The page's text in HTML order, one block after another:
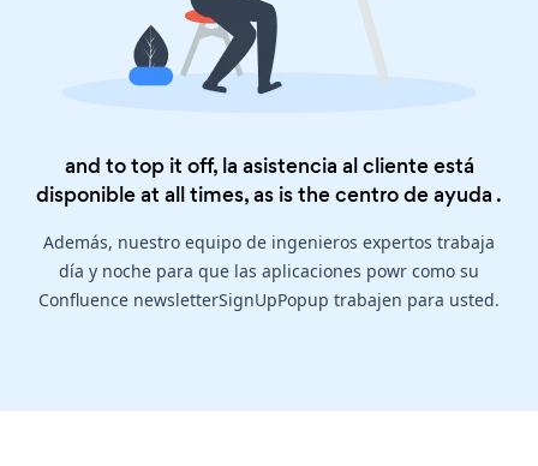
and to top it off, la asistencia al cliente está
disponible at all times, as is thecentro de ayuda .
Además, nuestro equipo de ingenieros expertos trabaja
día y noche para que las aplicaciones powr como su
Confluence newsletterSignUpPopup trabajen para usted.